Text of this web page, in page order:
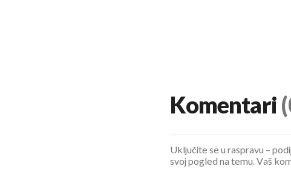
Komentari
Uključite se u raspravu –
svoj pogled na temu. Vaš